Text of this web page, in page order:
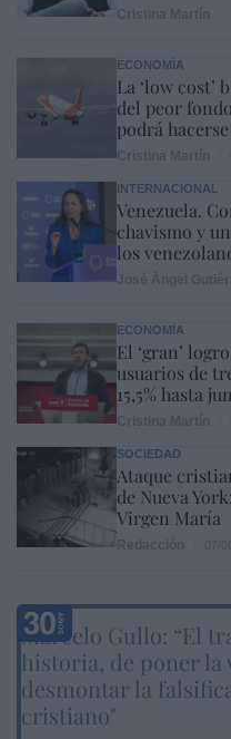
ECONOMÍA
La ‘low cost’
del peor
podrá
INTERNACIONAL
Venezuela.
chavismo y
los
ECONOMÍA
El ‘gran’
usuarios de
15,5% hasta
SOCIEDAD
Ataque
de Nueva
Virgen María
Marcelo Gullo: “El
historia, de poner la
desmontar la
cristiano"